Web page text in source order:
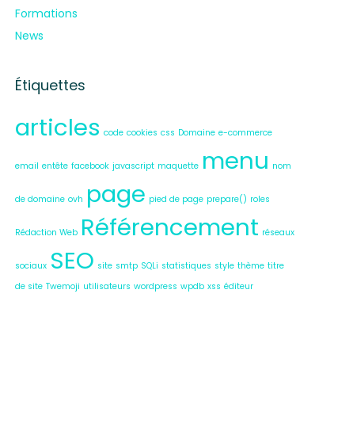
Formations
News
Étiquettes
articles code cookies css Domaine e-commerce
email entête facebook javascript maquette menu nom
de domaine ovh page pied de page prepare() roles
Rédaction Web Référencement réseaux
sociaux SEO site smtp SQLi statistiques style thème titre
de site Twemoji utilisateurs wordpress wpdb xss éditeur